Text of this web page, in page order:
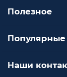
Полезное
Популярные
Наши